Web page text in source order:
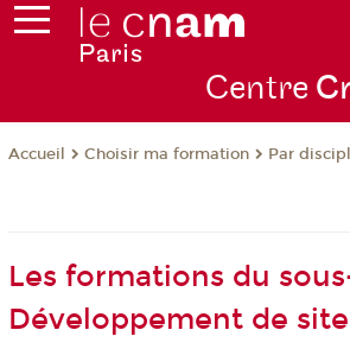
Centre
Accueil Choisir ma formation Par
Les formations du
Développement de